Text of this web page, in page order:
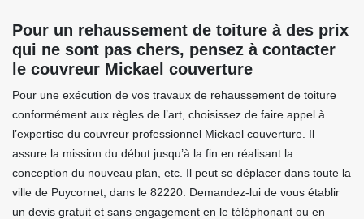
Pour un rehaussement de toiture à des prix
qui ne sont pas chers, pensez à contacter
le couvreur Mickael couverture
Pour une exécution de vos travaux de rehaussement de toiture
conformément aux règles de l’art, choisissez de faire appel à
l’expertise du couvreur professionnel Mickael couverture. Il
assure la mission du début jusqu’à la fin en réalisant la
conception du nouveau plan, etc. Il peut se déplacer dans toute la
ville de Puycornet, dans le 82220. Demandez-lui de vous établir
un devis gratuit et sans engagement en le téléphonant ou en